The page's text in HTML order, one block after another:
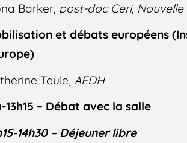
Barker, post-doc Ceri,
et débats européens
Teule,AEDH
13h15 – Débat avec la salle
14h30 – Déjeuner libre